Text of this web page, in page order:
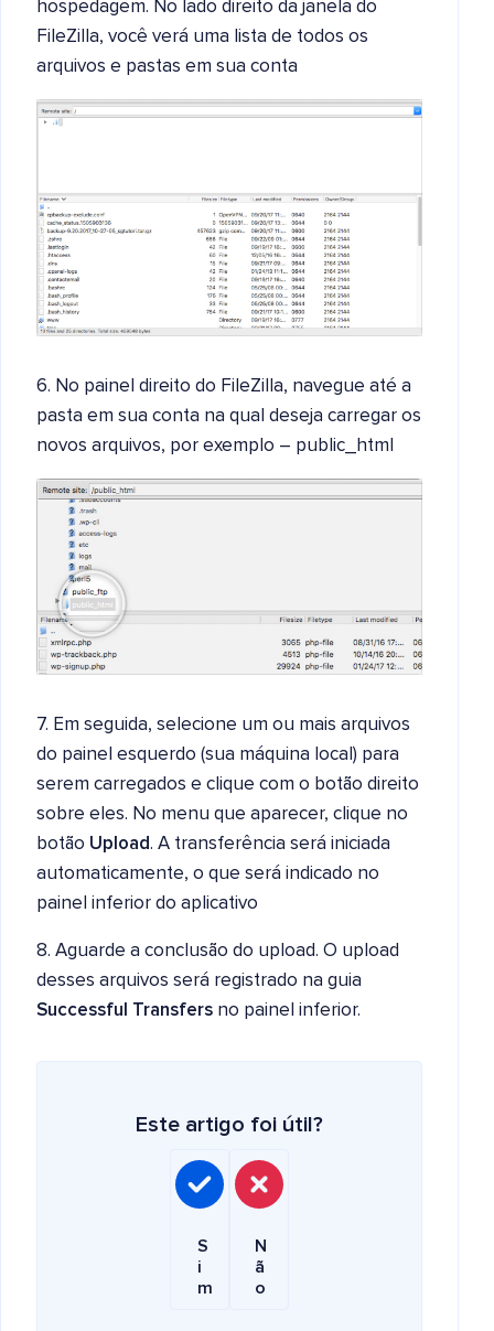
hospedagem. No lado direito da janela do
FileZilla, você verá uma lista de todos os
arquivos e pastas em sua conta
6. No painel direito do FileZilla, navegue até a
pasta em sua conta na qual deseja carregar os
novos arquivos, por exemplo – public_html
7. Em seguida, selecione um ou mais arquivos
do painel esquerdo (sua máquina local) para
serem carregados e clique com o botão direito
sobre eles. No menu que aparecer, clique no
botão Upload. A transferência será iniciada
automaticamente, o que será indicado no
painel inferior do aplicativo
8. Aguarde a conclusão do upload. O upload
desses arquivos será registrado na guia
Successful Transfers no painel inferior.
Este artigo foi útil?
S
i
m
N
ã
o